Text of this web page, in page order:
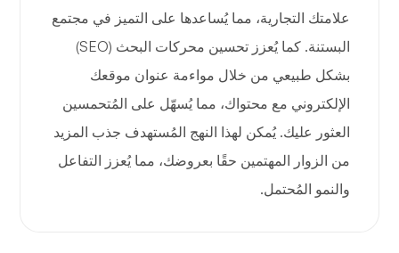
علامتك التجارية، مما يُساعدها على التميز في مجتمع
البستنة. كما يُعزز تحسين محركات البحث (SEO)
بشكل طبيعي من خلال مواءمة عنوان موقعك
الإلكتروني مع محتواك، مما يُسهّل على المُتحمسين
العثور عليك. يُمكن لهذا النهج المُستهدف جذب المزيد
من الزوار المهتمين حقًا بعروضك، مما يُعزز التفاعل
والنمو المُحتمل.